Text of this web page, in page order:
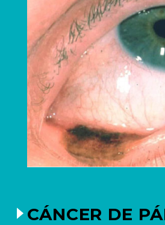
CÁNCER DE